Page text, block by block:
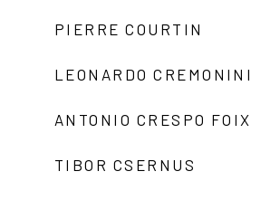
PIERRE COURTIN
LEONARDO CREMONINI
ANTONIO CRESPO FOIX
TIBOR CSERNUS